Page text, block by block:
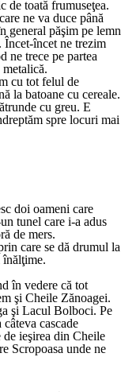
de toată frumuseţea.
ne va duce până
general păşim pe lemn
Încet-încet ne trezim
ne trece pe partea
metalică.
cu tot felul de
la batoane cu cereale.
cu greu. E
spre locuri mai
doi oameni care
tunel care i-a adus
de mers.
care se dă drumul la
înălţime.
în vedere că tot
şi Cheile Zănoagei.
şi Lacul Bolboci. Pe
cascade
ieşirea din Cheile
Scropoasa unde ne